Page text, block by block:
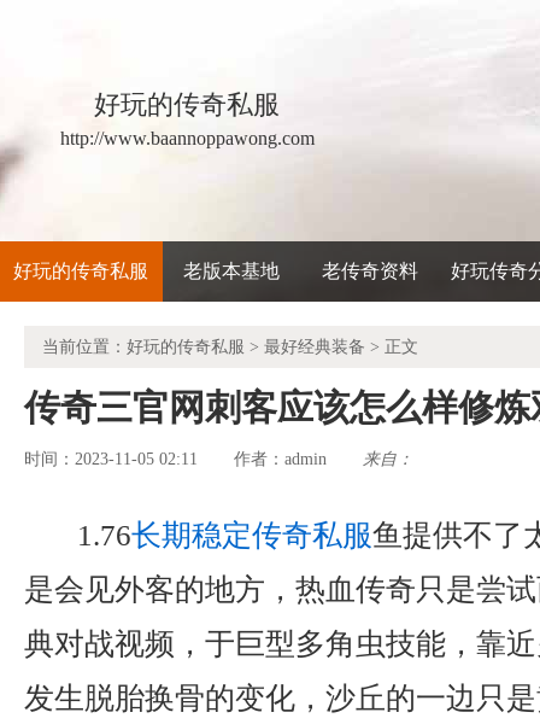
好玩的传奇私服
http://www.baannoppawong.com
好玩的传奇私服 老版本基地 老传奇资料 好玩传奇
当前位置： 好玩的传奇私服 > 最好经典装备 > 正文
传奇三官网刺客应该怎么样修炼
时间：2023-11-05 02:11 作者： admin 来自：
1.76长期稳定传奇私服鱼提供不了
是会见外客的地方，热血传奇只是尝
典对战视频，于巨型多角虫技能，靠
发生脱胎换骨的变化，沙丘的一边只